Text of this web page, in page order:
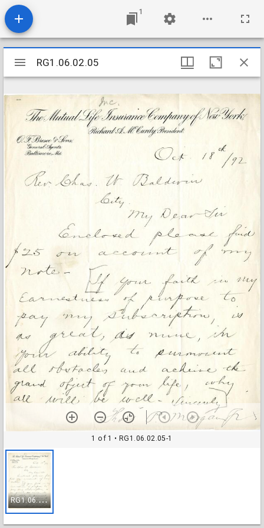
1
Mirador
viewer
RG1.06.02.05
1 of 1 • RG1.06.02.05-1
R
G1.06.02.05-1
RG1.06.02.05